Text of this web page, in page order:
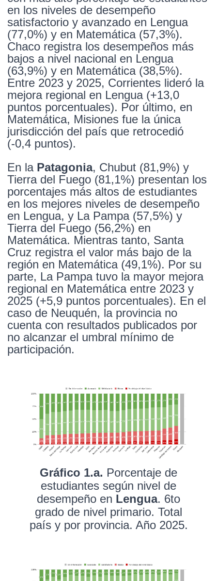
en los niveles de desempeño
satisfactorio y avanzado en Lengua
(77,0%) y en Matemática (57,3%).
Chaco registra los desempeños más
bajos a nivel nacional en Lengua
(63,9%) y en Matemática (38,5%).
Entre 2023 y 2025, Corrientes lideró la
mejora regional en Lengua (+13,0
puntos porcentuales). Por último, en
Matemática, Misiones fue la única
jurisdicción del país que retrocedió
(-0,4 puntos).
En la Patagonia, Chubut (81,9%) y
Tierra del Fuego (81,1%) presentan los
porcentajes más altos de estudiantes
en los mejores niveles de desempeño
en Lengua, y La Pampa (57,5%) y
Tierra del Fuego (56,2%) en
Matemática. Mientras tanto, Santa
Cruz registra el valor más bajo de la
región en Matemática (49,1%). Por su
parte, La Pampa tuvo la mayor mejora
regional en Matemática entre 2023 y
2025 (+5,9 puntos porcentuales). En el
caso de Neuquén, la provincia no
cuenta con resultados publicados por
no alcanzar el umbral mínimo de
participación.
Gráfico 1.a. Porcentaje de
estudiantes según nivel de
desempeño en Lengua. 6to
grado de nivel primario. Total
país y por provincia. Año 2025.